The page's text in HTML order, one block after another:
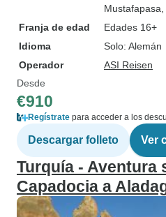
Mustafapasa
Franja de edad
Edades 16+
Idioma
Solo: Alemán
Operador
ASI Reisen
Desde
€910
Regístrate para acceder a los
Descargar folleto Ver
Turquía - Aventura
Capadocia a